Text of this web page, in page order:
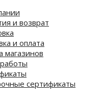
и возврат
и оплата
магазинов
сертификаты